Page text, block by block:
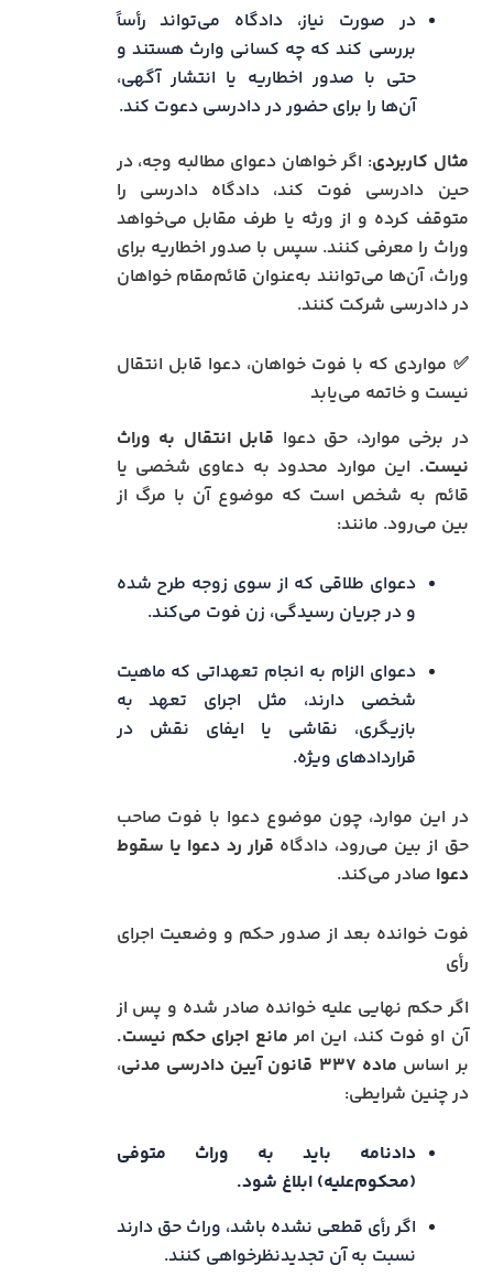
در صورت نیاز، دادگاه می‌تواند رأساً
بررسی کند که چه کسانی وارث هستند و
حتی با صدور اخطاریه یا انتشار آگهی،
آن‌ها را برای حضور در دادرسی دعوت کند.
مثال کاربردی: اگر خواهان دعوای مطالبه وجه، در
حین دادرسی فوت کند، دادگاه دادرسی را
متوقف کرده و از ورثه یا طرف مقابل می‌خواهد
وراث را معرفی کنند. سپس با صدور اخطاریه برای
وراث، آن‌ها می‌توانند به‌عنوان قائم‌مقام خواهان
در دادرسی شرکت کنند.
✅ مواردی که با فوت خواهان، دعوا قابل انتقال
نیست و خاتمه می‌یابد
در برخی موارد، حق دعوا قابل انتقال به وراث
نیست. این موارد محدود به دعاوی شخصی یا
قائم به شخص است که موضوع آن با مرگ از
بین می‌رود. مانند:
دعوای طلاقی که از سوی زوجه طرح شده
و در جریان رسیدگی، زن فوت می‌کند.
دعوای الزام به انجام تعهداتی که ماهیت
شخصی دارند، مثل اجرای تعهد به
بازیگری، نقاشی یا ایفای نقش در
قراردادهای ویژه.
در این موارد، چون موضوع دعوا با فوت صاحب
حق از بین می‌رود، دادگاه قرار رد دعوا یا سقوط
دعوا صادر می‌کند.
فوت خوانده بعد از صدور حکم و وضعیت اجرای
رأی
اگر حکم نهایی علیه خوانده صادر شده و پس از
آن او فوت کند، این امر مانع اجرای حکم نیست.
بر اساس ماده ۳۳۷ قانون آیین دادرسی مدنی
،
در چنین شرایطی:
دادنامه باید به وراث متوفی
(محکوم‌علیه) ابلاغ شود.
اگر رأی قطعی نشده باشد، وراث حق دارند
نسبت به آن تجدیدنظرخواهی کنند.